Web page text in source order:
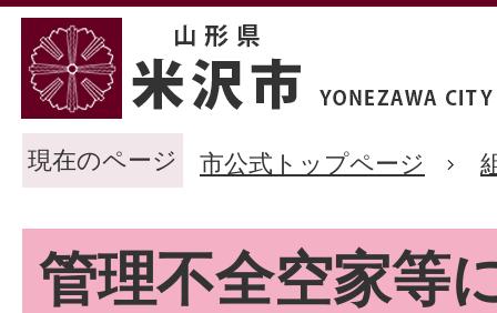
現在のページ 市公式トップページ
管理不全空家等